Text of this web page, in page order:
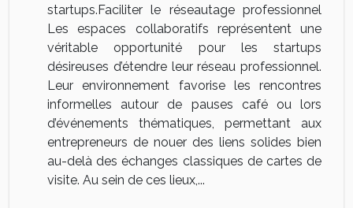
startups.Faciliter le réseautage professionnel
Les espaces collaboratifs représentent une
véritable opportunité pour les startups
désireuses d’étendre leur réseau professionnel.
Leur environnement favorise les rencontres
informelles autour de pauses café ou lors
d’événements thématiques, permettant aux
entrepreneurs de nouer des liens solides bien
au-delà des échanges classiques de cartes de
visite. Au sein de ces lieux,...